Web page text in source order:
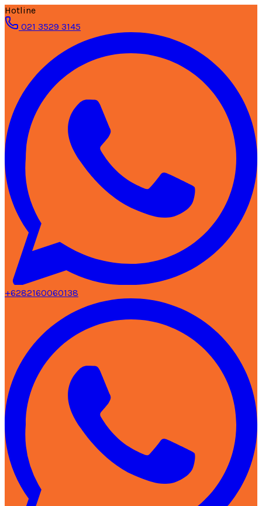
Hotline
021 3529 3145
+6282160060138